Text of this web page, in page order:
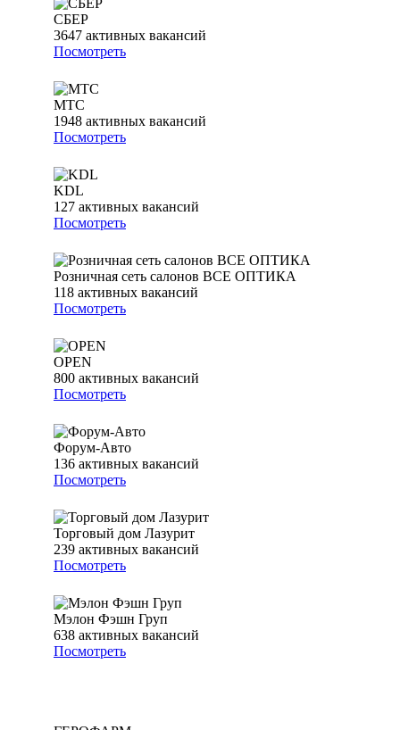
СБЕР
3647 активных вакансий
Посмотреть
МТС
1948 активных вакансий
Посмотреть
KDL
127 активных вакансий
Посмотреть
Розничная сеть салонов ВСЕ ОПТИКА
118 активных вакансий
Посмотреть
OPEN
800 активных вакансий
Посмотреть
Форум-Авто
136 активных вакансий
Посмотреть
Торговый дом Лазурит
239 активных вакансий
Посмотреть
Мэлон Фэшн Груп
638 активных вакансий
Посмотреть